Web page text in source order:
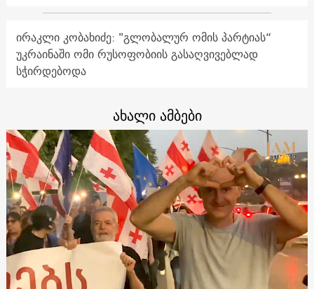
ირაკლი კობახიძე: "გლობალურ ომის პარტიას“
უკრაინაში ომი რუსოფობიის გასაღვივებლად
სჭირდებოდა
ახალი ამბები